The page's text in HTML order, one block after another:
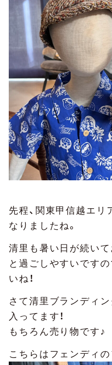
先程、関東甲信越エ
なりましたね。
清里も暑い日が続い
と過ごしやすいです
いね！
さて清里ブランディ
入ってます！
もちろん売り物です♪
こちらはフェンディの